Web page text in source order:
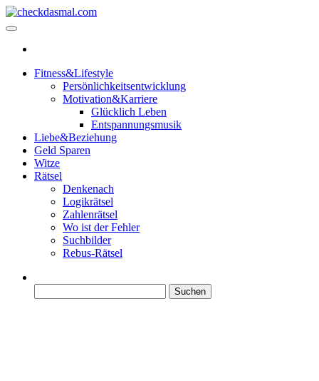
Zum
Inhalt
Fitness&Lifestyle
Persönlichkeitsentwicklung
Motivation&Karriere
Glücklich Leben
Entspannungsmusik
Liebe&Beziehung
Geld Sparen
Witze
Rätsel
Denkenach
Logikrätsel
Zahlenrätsel
Wo ist der Fehler
Suchbilder
Rebus-Rätsel
nach: